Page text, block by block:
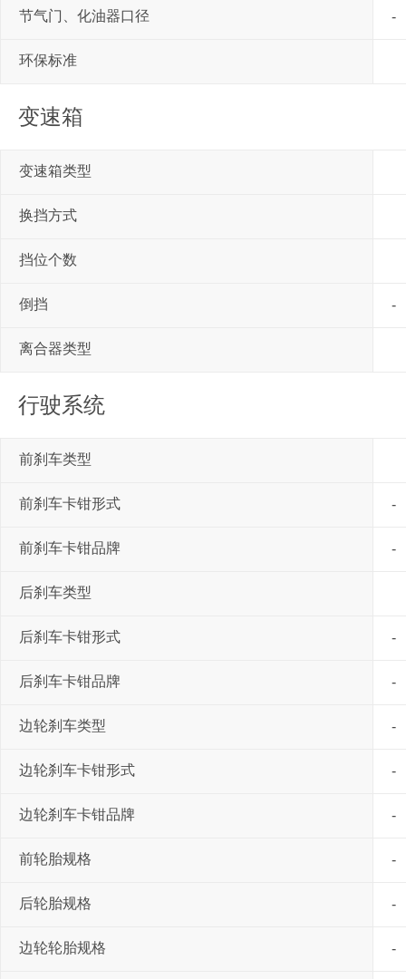
节气门、化油器口径 -
环保标准
变速箱
变速箱类型
换挡方式
挡位个数
倒挡 -
离合器类型
行驶系统
前刹车类型
前刹车卡钳形式 -
前刹车卡钳品牌 -
后刹车类型
后刹车卡钳形式 -
后刹车卡钳品牌 -
边轮刹车类型 -
边轮刹车卡钳形式 -
边轮刹车卡钳品牌 -
前轮胎规格 -
后轮胎规格 -
边轮轮胎规格 -